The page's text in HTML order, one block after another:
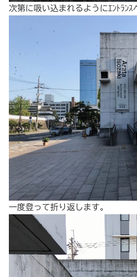
次第に吸い込まれるようにｴﾝﾄﾗﾝｽ
一度登って折り返します。